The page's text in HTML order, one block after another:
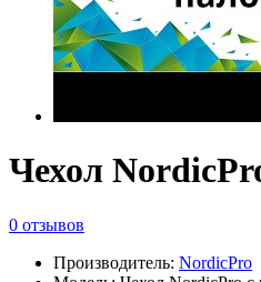
Чехол
0 отзывов
Производитель: NordicPro